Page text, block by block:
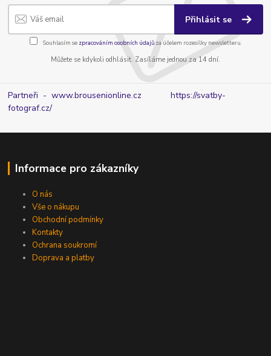
Přihlásit se
Souhlasím se zpracováním osobních údajůza účelem rozesílky newsletteru.
Můžete se kdykoli odhlásit. Zasíláme jednou za 14 dní.
Partneři - www.brousenionline.czhttps://svatby-
fotograf.cz/
Informace pro zákazníky
O nás
Vše o nákupu
Obchodní podmínky
Kontakty
Ochrana soukromí
Doprava a platby